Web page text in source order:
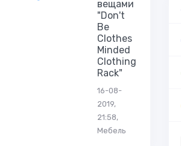
вещами
"Don't
Be
Clothes
Minded
Clothing
Rack"
16-08-
2019,
21:58,
Мебель